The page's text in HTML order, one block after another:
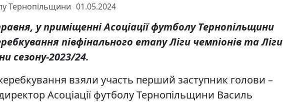
Тернопільщини 01.05.2024
у приміщенні Асоціації футболу Тернопільщини
півфінального етапу Ліги чемпіонів та Ліги
сезону-2023/24.
взяли участь перший заступник голови –
Асоціації футболу Тернопільщини Василь